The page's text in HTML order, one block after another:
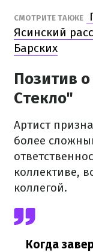
СМОТРИТЕ ТАКЖЕ
Ясинский
Барских
Позитив
Стекло"
Артист
более
коллективе,
коллегой.
Когда